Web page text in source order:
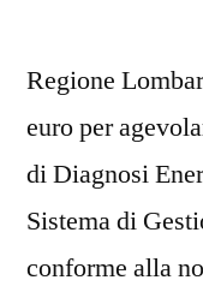
Regione
euro per
di Diagnosi
Sistema di
conforme alla